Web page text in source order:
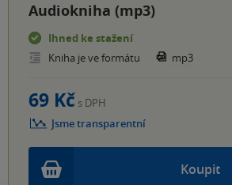
Audiokniha (mp3)
Ihned ke stažení
Kniha je ve formátu
mp3
Koupit
69 Kč s DPH
Jsme transparentní